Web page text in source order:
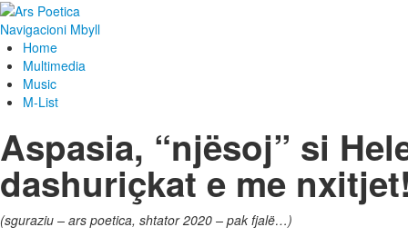
Navigacioni Mbyll
Home
Multimedia
Music
M-List
Aspasia, “njësoj” si
dashuriçkat e me
(sguraziu – ars poetica, shtator 2020 – pak fjalë…)